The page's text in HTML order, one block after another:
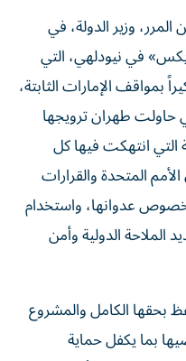
وزير الدولة، في
في نيودلهي، التي
بمواقف الإمارات الثابتة،
حاولت طهران ترويجها
التي انتهكت فيها كل
الأمم المتحدة والقرارات
عدوانها، واستخدام
الملاحة الدولية وأمن
بحقها الكامل والمشروع
بما يكفل حماية